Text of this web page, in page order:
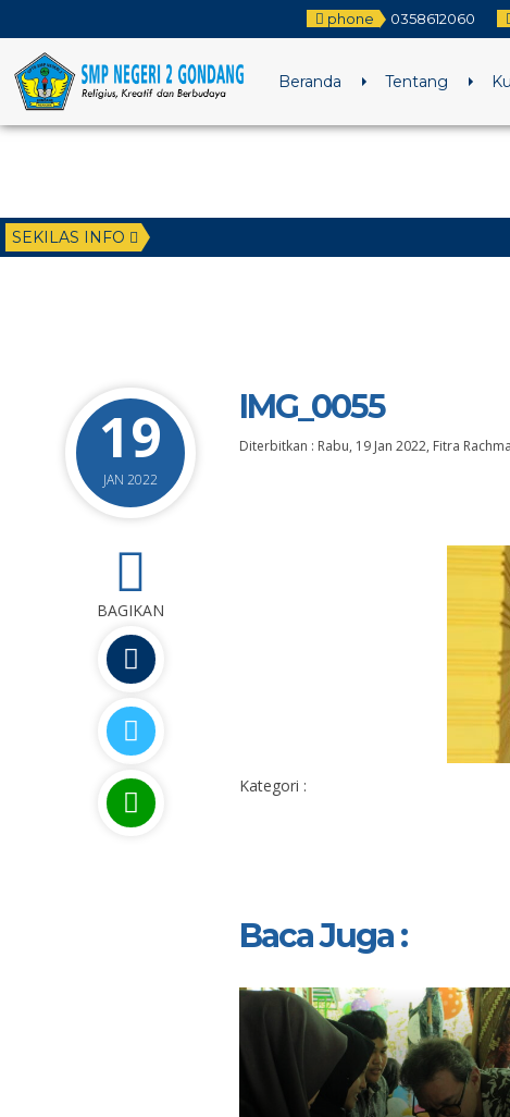
phone 0358612060
Beranda Tentang
SEKILAS INFO
19
JAN 2022
IMG_0055
Diterbitkan : Rabu, 19 Jan 2022, Fitra
BAGIKAN
Kategori :
Baca Juga :